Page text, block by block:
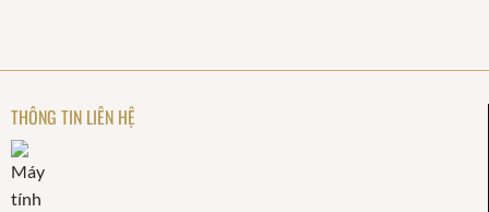
THÔNG TIN LIÊN HỆ